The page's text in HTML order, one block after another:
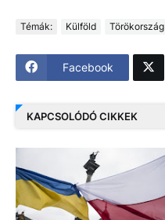
Témák: Külföld Törökország
Facebook
KAPCSOLÓDÓ CIKKEK